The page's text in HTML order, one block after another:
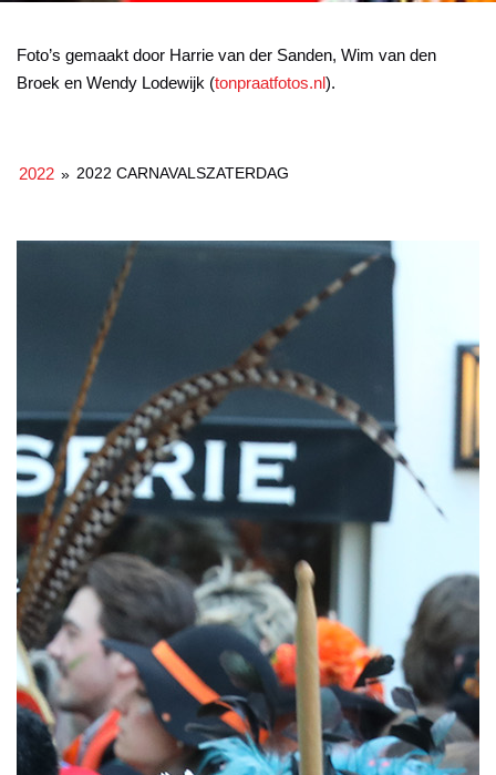
Foto’s gemaakt door Harrie van der Sanden, Wim van den
Broek en Wendy Lodewijk (tonpraatfotos.nl).
2022 » 2022 CARNAVALSZATERDAG